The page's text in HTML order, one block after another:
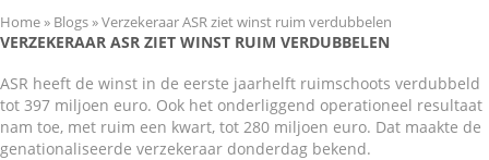
Home Blogs Verzekeraar ASR ziet winst ruim verdubbelen
VERZEKERAAR ASR ZIET WINST RUIM VERDUBBELEN
ASR heeft de winst in de eerste jaarhelft ruimschoots verdubbeld
tot 397 miljoen euro. Ook het onderliggend operationeel resultaat
nam toe, met ruim een kwart, tot 280 miljoen euro. Dat maakte de
genationaliseerde verzekeraar donderdag bekend.